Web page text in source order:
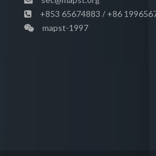
+853 65674883 / +86
mapst-1997